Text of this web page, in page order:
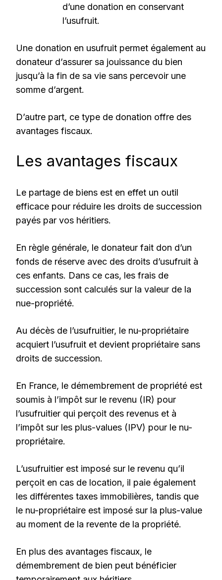
d’une donation en conservant
l’usufruit.
Une donation en usufruit permet également au
donateur d’assurer sa jouissance du bien
jusqu’à la fin de sa vie sans percevoir une
somme d’argent.
D’autre part, ce type de donation offre des
avantages fiscaux.
Les avantages fiscaux
Le partage de biens est en effet un outil
efficace pour réduire les droits de succession
payés par vos héritiers.
En règle générale, le donateur fait don d’un
fonds de réserve avec des droits d’usufruit à
ces enfants. Dans ce cas, les frais de
succession sont calculés sur la valeur de la
nue-propriété.
Au décès de l’usufruitier, le nu-propriétaire
acquiert l’usufruit et devient propriétaire sans
droits de succession.
En France, le démembrement de propriété est
soumis à l’impôt sur le revenu (IR) pour
l’usufruitier qui perçoit des revenus et à
l’impôt sur les plus-values (IPV) pour le nu-
propriétaire.
L’usufruitier est imposé sur le revenu qu’il
perçoit en cas de location, il paie également
les différentes taxes immobilières, tandis que
le nu-propriétaire est imposé sur la plus-value
au moment de la revente de la propriété.
En plus des avantages fiscaux, le
démembrement de bien peut bénéficier